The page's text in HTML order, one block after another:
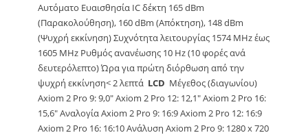
Αυτόματο Ευαισθησία IC δέκτη 165 dBm
(Παρακολούθηση), 160 dBm (Απόκτηση), 148 dBm
(Ψυχρή εκκίνηση) Συχνότητα λειτουργίας 1574 MHz έως
1605 MHz Ρυθμός ανανέωσης 10 Hz (10 φορές ανά
δευτερόλεπτο) Ώρα για πρώτη διόρθωση από την
ψυχρή εκκίνηση< 2 λεπτά LCD Μέγεθος (διαγωνίου)
Axiom 2 Pro 9: 9,0″ Axiom 2 Pro 12: 12,1″ Axiom 2 Pro 16:
15,6″ Αναλογία Axiom 2 Pro 9: 16:9 Axiom 2 Pro 12: 16:9
Axiom 2 Pro 16: 16:10 Ανάλυση Axiom 2 Pro 9: 1280 x 720